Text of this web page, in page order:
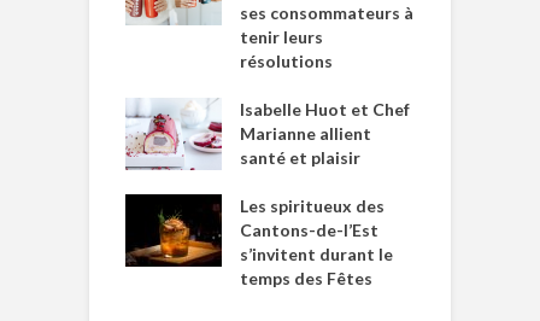
ses consommateurs à
tenir leurs
résolutions
Isabelle Huot et Chef
Marianne allient
santé et plaisir
Les spiritueux des
Cantons-de-l’Est
s’invitent durant le
temps des Fêtes